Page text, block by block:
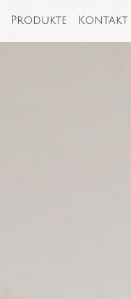
Produkte Kontakt